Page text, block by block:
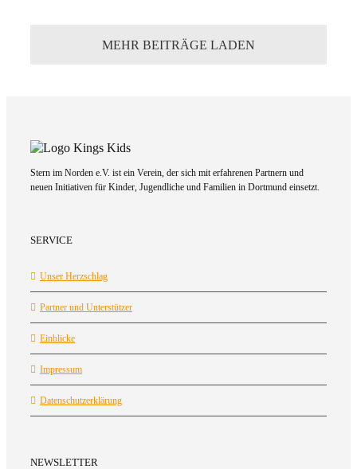
MEHR BEITRÄGE LADEN
Stern im Norden e.V. ist ein Verein, der sich mit erfahrenen Partnern und
neuen Initiativen für Kinder, Jugendliche und Familien in Dortmund einsetzt.
SERVICE
Unser Herzschlag
Partner und Unterstützer
Einblicke
Impressum
Datenschutzerklärung
NEWSLETTER